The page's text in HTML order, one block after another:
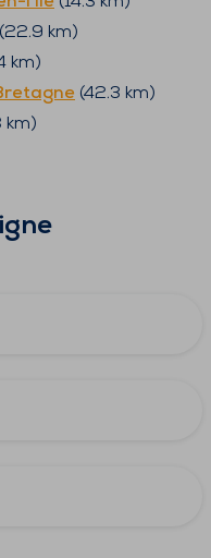
(22.9 km)
km)
(42.3 km)
km)